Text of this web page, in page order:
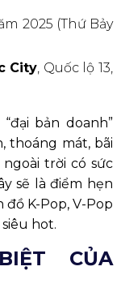
2025 (Thứ Bảy
City , Quốc lộ 13,
bản doanh”
thoáng mát, bãi
trời có sức
sẽ là điểm hẹn
đồ K-Pop, V-Pop
hot.
CỦA